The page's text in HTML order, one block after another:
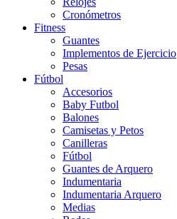
Cronómetros
Fitness
Guantes
Implementos de Ejercicio
Pesas
Fútbol
Accesorios
Baby Futbol
Balones
Camisetas y Petos
Canilleras
Fútbol
Guantes de Arquero
Indumentaria
Indumentaria Arquero
Medias